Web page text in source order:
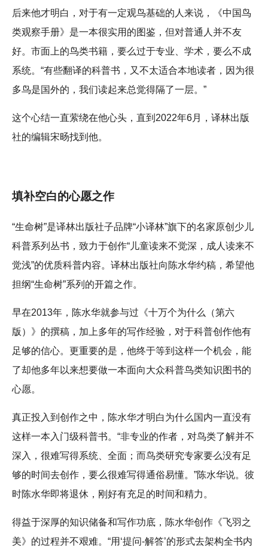
后来他才明白，对于有一定观鸟基础的人来说，《中国鸟
类观察手册》是一本很实用的图鉴，但对普通人并不友
好。市面上的鸟类书籍，要么过于专业、学术，要么不成
系统。“有些翻译的科普书，又不太适合本地读者，因为很
多鸟是国外的，我们读起来总觉得隔了一层。”
这个心结一直萦绕在他心头，直到2022年6月，译林出版
社的编辑宋旸找到他。
填补空白的心愿之作
“生命树”是译林出版社子品牌“小译林”旗下的名家原创少儿
科普系列丛书，致力于创作“儿童读来不觉深，成人读来不
觉浅”的优质科普内容。译林出版社向陈水华约稿，希望他
担纲“生命树”系列的开篇之作。
早在2013年，陈水华就参与过《十万个为什么（第六
版）》的撰稿，加上多年的写作经验，对于科普创作他有
足够的信心。更重要的是，他终于等到这样一个机会，能
了却他多年以来想要做一本面向大众科普鸟类知识图书的
心愿。
真正投入到创作之中，陈水华才明白为什么国内一直没有
这样一本入门级科普书。“非专业的作者，对鸟类了解并不
深入，很难写得系统、全面；而鸟类研究专家要么没有足
够的时间去创作，要么很难写得通俗易懂。”陈水华说。彼
时陈水华即将退休，刚好有充足的时间和精力。
得益于深厚的知识储备和写作功底，陈水华创作《飞羽之
美》的过程并不艰难。“用‘提问-解答’的形式去架构全书内